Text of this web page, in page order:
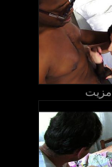
مزيت